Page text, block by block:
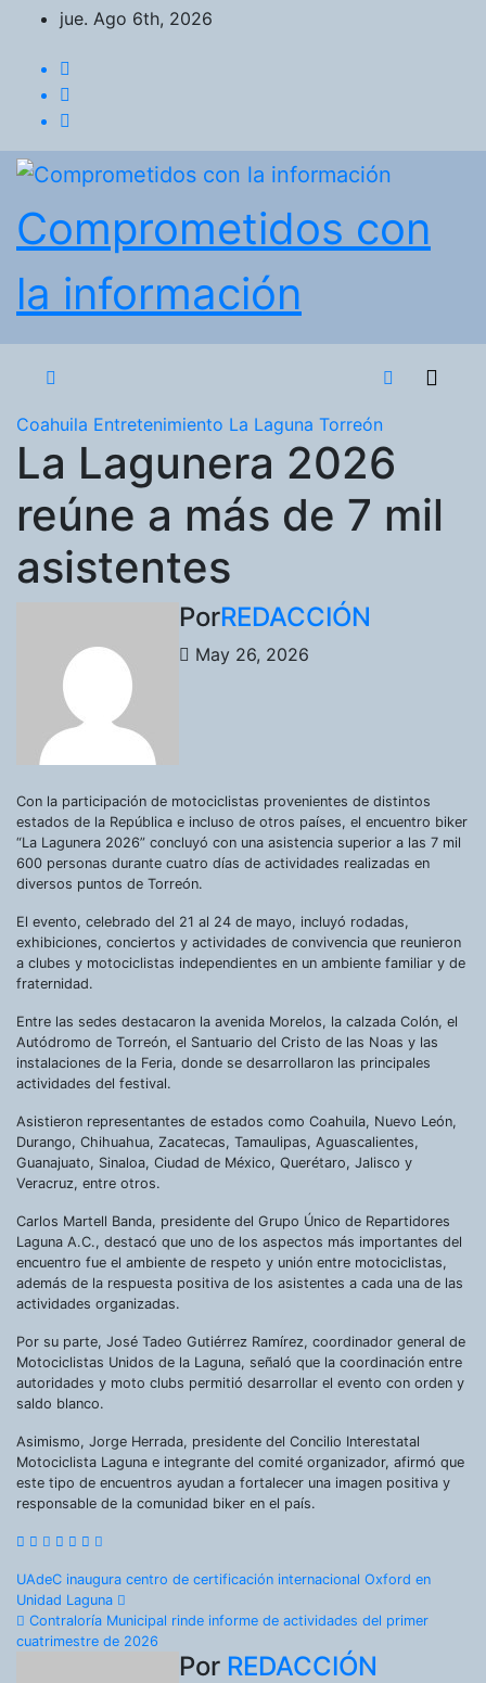
Saltar
contenido
jue. Ago 6th, 2026
Comprometidos con
la información
Coahuila Entretenimiento La Laguna Torreón
La Lagunera 2026
reúne a más de 7 mil
asistentes
PorREDACCIÓN
May 26, 2026
Con la participación de motociclistas provenientes de distintos
estados de la República e incluso de otros países, el encuentro biker
“La Lagunera 2026” concluyó con una asistencia superior a las 7 mil
600 personas durante cuatro días de actividades realizadas en
diversos puntos de Torreón.
El evento, celebrado del 21 al 24 de mayo, incluyó rodadas,
exhibiciones, conciertos y actividades de convivencia que reunieron
a clubes y motociclistas independientes en un ambiente familiar y de
fraternidad.
Entre las sedes destacaron la avenida Morelos, la calzada Colón, el
Autódromo de Torreón, el Santuario del Cristo de las Noas y las
instalaciones de la Feria, donde se desarrollaron las principales
actividades del festival.
Asistieron representantes de estados como Coahuila, Nuevo León,
Durango, Chihuahua, Zacatecas, Tamaulipas, Aguascalientes,
Guanajuato, Sinaloa, Ciudad de México, Querétaro, Jalisco y
Veracruz, entre otros.
Carlos Martell Banda, presidente del Grupo Único de Repartidores
Laguna A.C., destacó que uno de los aspectos más importantes del
encuentro fue el ambiente de respeto y unión entre motociclistas,
además de la respuesta positiva de los asistentes a cada una de las
actividades organizadas.
Por su parte, José Tadeo Gutiérrez Ramírez, coordinador general de
Motociclistas Unidos de la Laguna, señaló que la coordinación entre
autoridades y moto clubs permitió desarrollar el evento con orden y
saldo blanco.
Asimismo, Jorge Herrada, presidente del Concilio Interestatal
Motociclista Laguna e integrante del comité organizador, afirmó que
este tipo de encuentros ayudan a fortalecer una imagen positiva y
responsable de la comunidad biker en el país.
Navegación
de
UAdeC inaugura centro de certificación internacional Oxford en
Unidad Laguna
Contraloría Municipal rinde informe de actividades del primer
cuatrimestre de 2026
Por REDACCIÓN